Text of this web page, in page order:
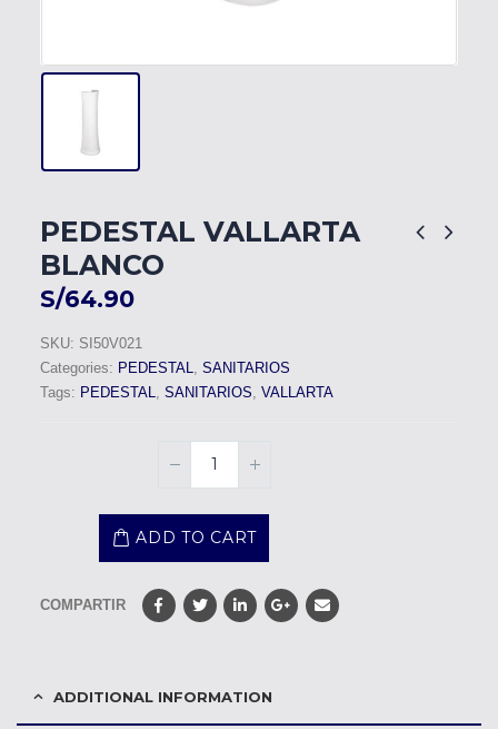
PEDESTAL VALLARTA
BLANCO
S/64.90
SKU: SI50V021
Categories: PEDESTAL, SANITARIOS
Tags: PEDESTAL, SANITARIOS, VALLARTA
ADD TO CART
COMPARTIR
ADDITIONAL INFORMATION